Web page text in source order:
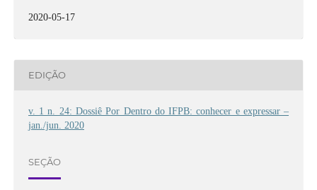
2020-05-17
EDIÇÃO
v. 1 n. 24: Dossiê Por Dentro do IFPB: conhecer e expressar –
jan./jun. 2020
SEÇÃO